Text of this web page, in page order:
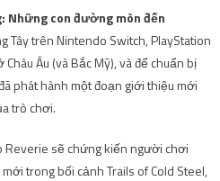
Những con đường mòn đến
Tây trên Nintendo Switch, PlayStation
Âu (và Bắc Mỹ), và để chuẩn bị
phát hành một đoạn giới thiệu mới
trò chơi.
Reverie sẽ chứng kiến ​​người chơi
trong bối cảnh Trails of Cold Steel,